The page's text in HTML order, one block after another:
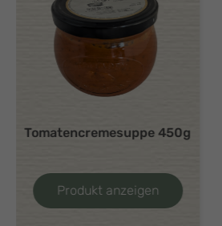
Tomatencremesuppe 450g
Produkt anzeigen